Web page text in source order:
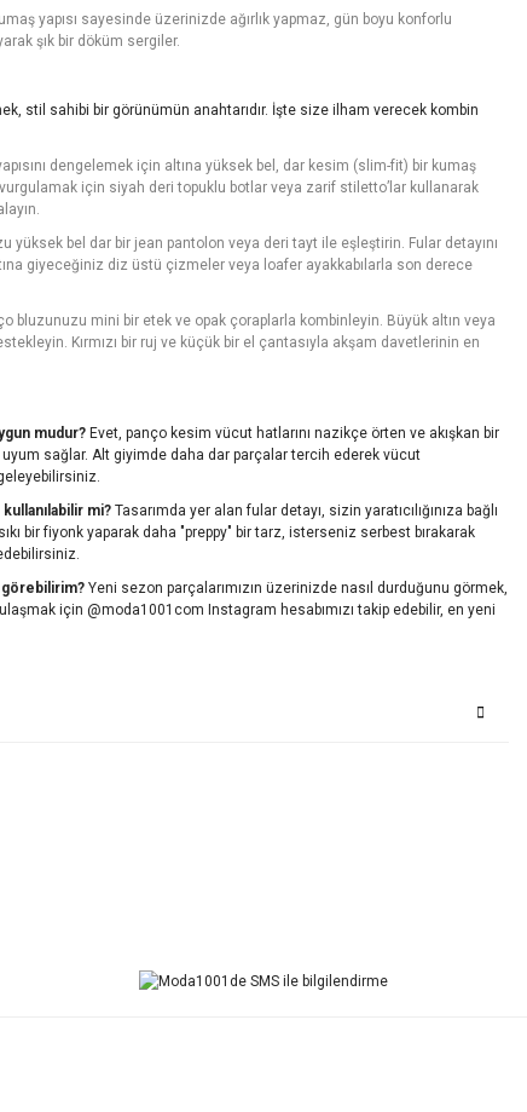
yapısı sayesinde üzerinizde ağırlık yapmaz, gün boyu konforlu
şık bir döküm sergiler.
stil sahibi bir görünümün anahtarıdır. İşte size ilham verecek kombin
dengelemek için altına yüksek bel, dar kesim (slim-fit) bir kumaş
için siyah deri topuklu botlar veya zarif stiletto’lar kullanarak
yüksek bel dar bir jean pantolon veya deri tayt ile eşleştirin. Fular detayını
giyeceğiniz diz üstü çizmeler veya loafer ayakkabılarla son derece
bluzunuzu mini bir etek ve opak çoraplarla kombinleyin. Büyük altın veya
Kırmızı bir ruj ve küçük bir el çantasıyla akşam davetlerinin en
mudur? Evet, panço kesim vücut hatlarını nazikçe örten ve akışkan bir
sağlar. Alt giyimde daha dar parçalar tercih ederek vücut
mi? Tasarımda yer alan fular detayı, sizin yaratıcılığınıza bağlı
bir fiyonk yaparak daha "preppy" bir tarz, isterseniz serbest bırakarak
Yeni sezon parçalarımızın üzerinizde nasıl durduğunu görmek,
için @moda1001com Instagram hesabımızı takip edebilir, en yeni